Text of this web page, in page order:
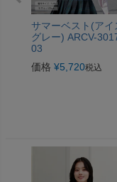
サマーベスト(アイ
グレー) ARCV-
03
価格 ¥5,720税込